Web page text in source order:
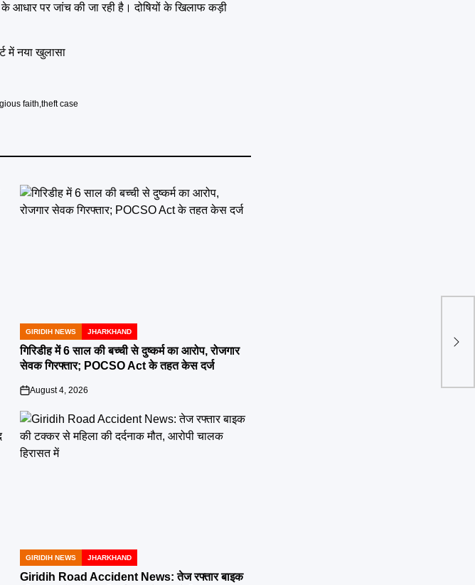
आधार पर जांच की जा रही है। दोषियों के खिलाफ कड़ी
में नया खुलासा
faith,theft case
POSTED
IN
GIRIDIH NEWS JHARKHAND
गिरिडीह में 6 साल की बच्ची से दुष्कर्म का आरोप, रोजगार
सेवक गिरफ्तार; POCSO Act के तहत केस दर्ज
on
August 4, 2026
POSTED
IN
GIRIDIH NEWS JHARKHAND
Giridih Road Accident News: तेज रफ्तार बाइक